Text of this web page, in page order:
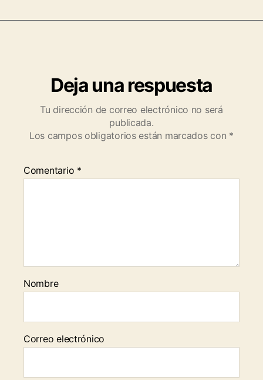
Deja una respuesta
Tu dirección de correo electrónico no será
publicada.
Los campos obligatorios están marcados con *
Comentario *
Nombre
Correo electrónico